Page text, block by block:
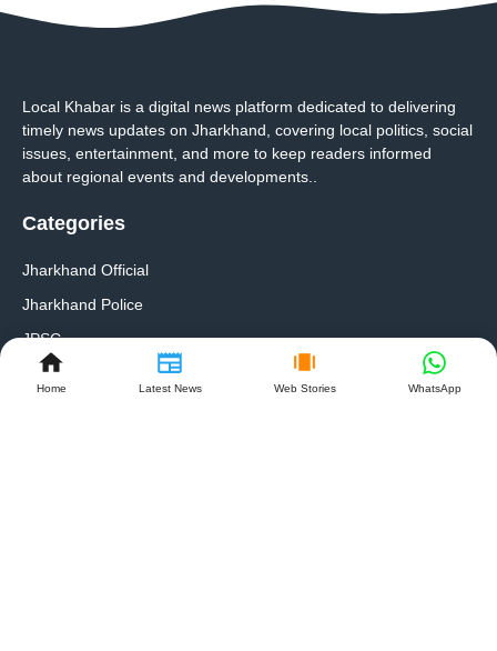
Home Latest News Web Stories WhatsApp
Local Khabar is a digital news platform dedicated to delivering
timely news updates on Jharkhand, covering local politics, social
issues, entertainment, and more to keep readers informed
about regional events and developments..
Categories
Jharkhand Official
Jharkhand Police
JPSC
Education Project Council